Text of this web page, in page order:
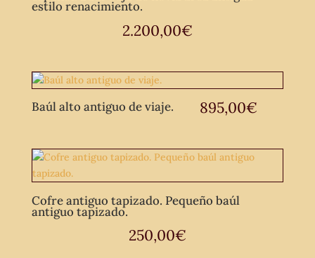
estilo renacimiento.
2.200,00€
Baúl alto antiguo de viaje. 895,00€
Cofre antiguo tapizado. Pequeño baúl
antiguo tapizado.
250,00€